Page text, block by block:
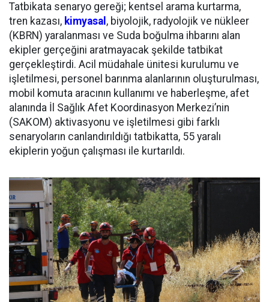
Tatbikata senaryo gereği; kentsel arama kurtarma,
tren kazası, kimyasal , biyolojik, radyolojik ve nükleer
(KBRN) yaralanması ve Suda boğulma ihbarını alan
ekipler gerçeğini aratmayacak şekilde tatbikat
gerçekleştirdi. Acil müdahale ünitesi kurulumu ve
işletilmesi, personel barınma alanlarının oluşturulması,
mobil komuta aracının kullanımı ve haberleşme, afet
alanında İl Sağlık Afet Koordinasyon Merkezi’nin
(SAKOM) aktivasyonu ve işletilmesi gibi farklı
senaryoların canlandırıldığı tatbikatta, 55 yaralı
ekiplerin yoğun çalışması ile kurtarıldı.